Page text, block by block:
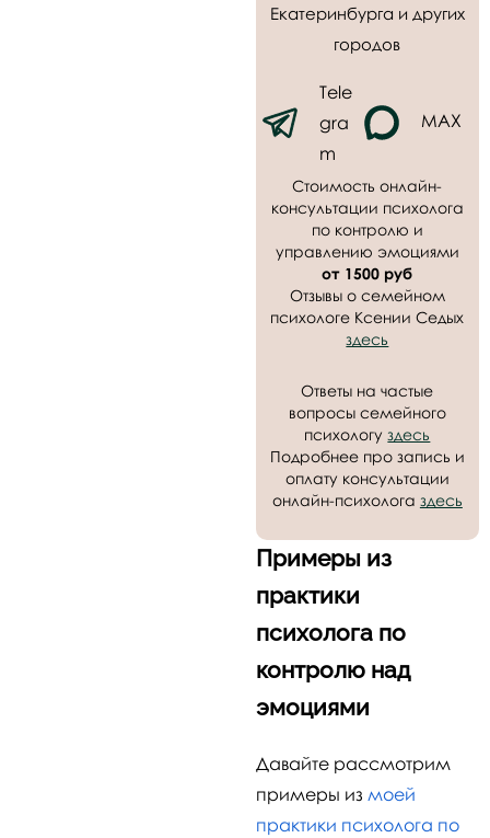
Екатеринбурга и других
городов
Tele
gra
m
MAX
Стоимость онлайн-
консультации психолога
по контролю и
управлению эмоциями
от 1500 руб
Отзывы о семейном
психологе Ксении Седых
здесь
Ответы на частые
вопросы семейного
психологуздесь
Подробнее про запись и
оплату консультации
онлайн-психолога здесь
Примеры из
практики
психолога по
контролю над
эмоциями
Давайте рассмотрим
примеры из моей
практики психолога по